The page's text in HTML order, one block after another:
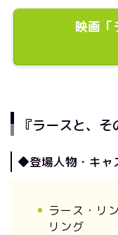
映画「
『ラースと、
◆登場人物・キャ
ラース・リ
リング